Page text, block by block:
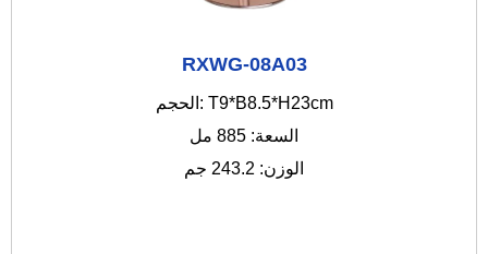
RXWG-08A03
الحجم: T9*B8.5*H23cm
السعة: 885 مل
الوزن: 243.2 جم